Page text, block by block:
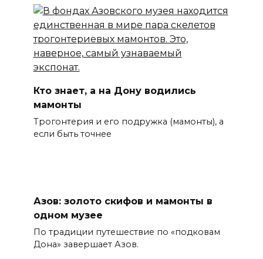
Кто знает, а на Дону водились
мамонты
Трогонтерия и его подружка (мамонты), а
если быть точнее
Азов: золото скифов и мамонты в
одном музее
По традиции путешествие по «подковам
Дона» завершает Азов.